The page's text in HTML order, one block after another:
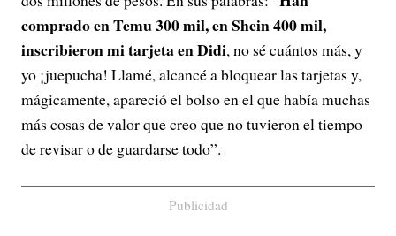
comprado en Temu 300 mil, en Shein 400 mil,
inscribieron mi tarjeta en Didi, no sé cuántos más, y
yo ¡juepucha! Llamé, alcancé a bloquear las tarjetas y,
mágicamente, apareció el bolso en el que había muchas
más cosas de valor que creo que no tuvieron el tiempo
de revisar o de guardarse todo”.
Publicidad